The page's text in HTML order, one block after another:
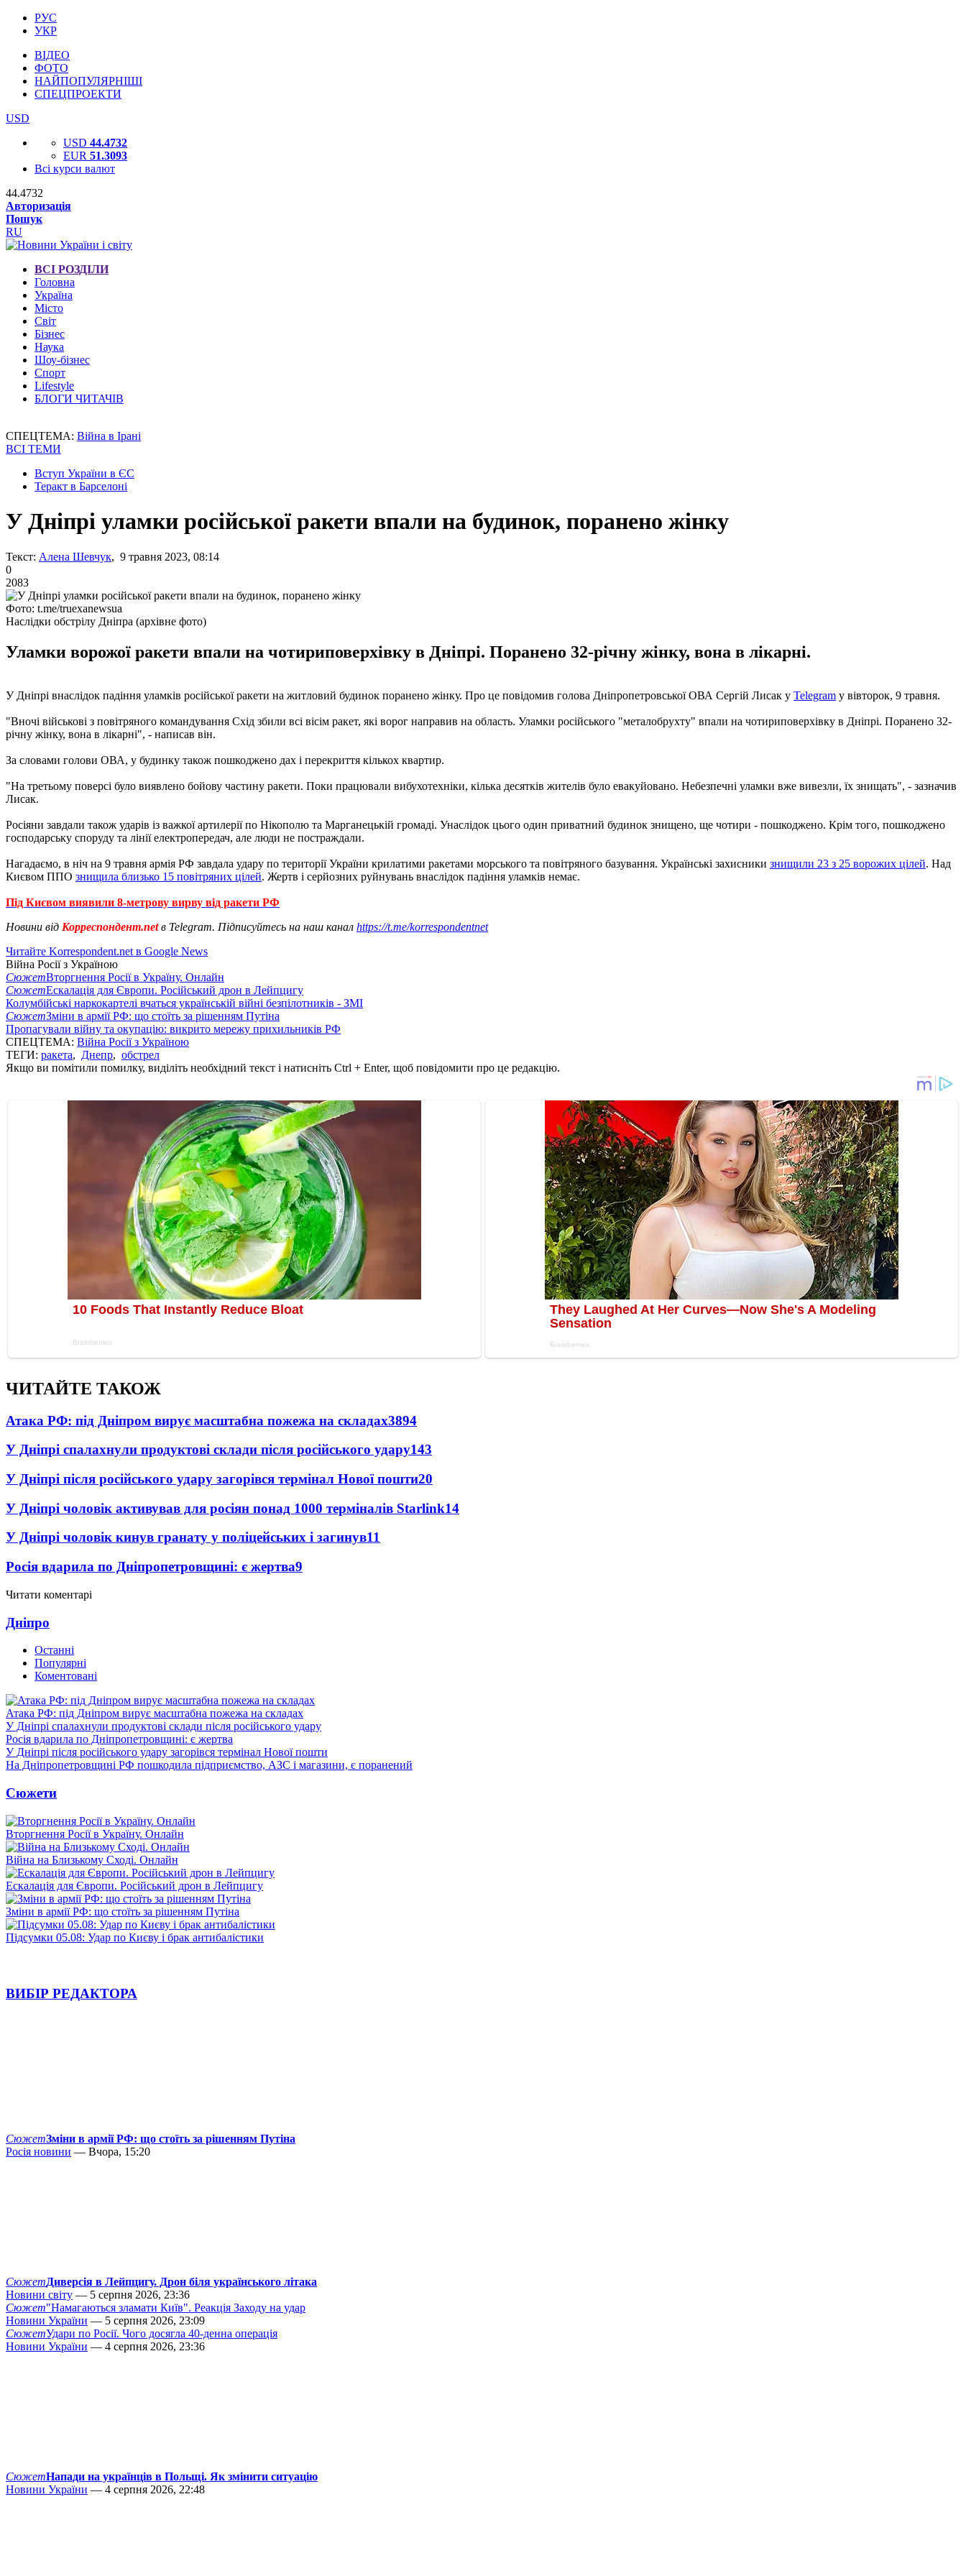
РУС
УКР
ВІДЕО
ФОТО
НАЙПОПУЛЯРНІШІ
СПЕЦПРОЕКТИ
USD
USD 44.4732
EUR 51.3093
Всі курси валют
44.4732
Авторизація
Пошук
RU
ВСІ РОЗДІЛИ
Головна
Україна
Місто
Світ
Бізнес
Наука
Шоу-бізнес
Спорт
Lifestyle
БЛОГИ ЧИТАЧІВ
СПЕЦТЕМА: Війна в Ірані
ВСІ ТЕМИ
Вступ України в ЄС
Теракт в Барселоні
У Дніпрі уламки російської ракети впали на будинок, поранено жінку
Текст: Алена Шевчук, 9 травня 2023, 08:14
0
2083
Фото: t.me/truexanewsua
Наслідки обстрілу Дніпра (архівне фото)
Уламки ворожої ракети впали на чотириповерхівку в Дніпрі. Поранено 32-річну жінку, вона в лікарні.
У Дніпрі внаслідок падіння уламків російської ракети на житловий будинок поранено жінку. Про це повідомив голова Дніпропетровської ОВА Сергій Лисак у Telegram у вівторок, 9 травня.
"Вночі військові з повітряного командування Схід збили всі вісім ракет, які ворог направив на область. Уламки російського "металобрухту" впали на чотириповерхівку в Дніпрі. Поранено 32-
річну жінку, вона в лікарні", - написав він.
За словами голови ОВА, у будинку також пошкоджено дах і перекриття кількох квартир.
"На третьому поверсі було виявлено бойову частину ракети. Поки працювали вибухотехніки, кілька десятків жителів було евакуйовано. Небезпечні уламки вже вивезли, їх знищать", - зазначив
Лисак.
Росіяни завдали також ударів із важкої артилерії по Нікополю та Марганецькій громаді. Унаслідок цього один приватний будинок знищено, ще чотири - пошкоджено. Крім того, пошкоджено
господарську споруду та лінії електропередач, але люди не постраждали.
Нагадаємо, в ніч на 9 травня армія РФ завдала удару по території України крилатими ракетами морського та повітряного базування. Українські захисники знищили 23 з 25 ворожих цілей. Над
Києвом ППО знищила близько 15 повітряних цілей. Жертв і серйозних руйнувань внаслідок падіння уламків немає.
Під Києвом виявили 8-метрову вирву від ракети РФ
Новини від Корреспондент.netв Telegram. Підписуйтесь на наш канал https://t.me/korrespondentnet
Читайте Korrespondent.net в Google News
Війна Росії з Україною
СюжетВторгнення Росії в Україну. Онлайн
СюжетЕскалація для Європи. Російський дрон в Лейпцигу
Колумбійські наркокартелі вчаться українській війні безпілотників - ЗМІ
СюжетЗміни в армії РФ: що стоїть за рішенням Путіна
Пропагували війну та окупацію: викрито мережу прихильників РФ
СПЕЦТЕМА: Війна Росії з Україною
ТЕГИ: ракета, Днепр, обстрел
Якщо ви помітили помилку, виділіть необхідний текст і натисніть Ctrl + Enter, щоб повідомити про це редакцію.
ЧИТАЙТЕ ТАКОЖ
Атака РФ: під Дніпром вирує масштабна пожежа на складах3894
У Дніпрі спалахнули продуктові склади після російського удару143
У Дніпрі після російського удару загорівся термінал Нової пошти20
У Дніпрі чоловік активував для росіян понад 1000 терміналів Starlink14
У Дніпрі чоловік кинув гранату у поліцейських і загинув11
Росія вдарила по Дніпропетровщині: є жертва9
Читати коментарі
Дніпро
Останні
Популярні
Коментовані
Атака РФ: під Дніпром вирує масштабна пожежа на складах
У Дніпрі спалахнули продуктові склади після російського удару
Росія вдарила по Дніпропетровщині: є жертва
У Дніпрі після російського удару загорівся термінал Нової пошти
На Дніпропетровщині РФ пошкодила підприємство, АЗС і магазини, є поранений
Сюжети
Вторгнення Росії в Україну. Онлайн
Війна на Близькому Сході. Онлайн
Ескалація для Європи. Російський дрон в Лейпцигу
Зміни в армії РФ: що стоїть за рішенням Путіна
Підсумки 05.08: Удар по Києву і брак антибалістики
ВИБІР РЕДАКТОРА
СюжетЗміни в армії РФ: що стоїть за рішенням Путіна
Росія новини — Вчора, 15:20
СюжетДиверсія в Лейпцигу. Дрон біля українського літака
Новини світу — 5 серпня 2026, 23:36
Сюжет"Намагаються зламати Київ". Реакція Заходу на удар
Новини України — 5 серпня 2026, 23:09
СюжетУдари по Росії. Чого досягла 40-денна операція
Новини України — 4 серпня 2026, 23:36
СюжетНапади на українців в Польщі. Як змінити ситуацію
Новини України — 4 серпня 2026, 22:48